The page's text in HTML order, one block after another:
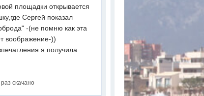
площадки открывается
Сергей показал
-(не помню как эта
воображение-))
я получила
скачано